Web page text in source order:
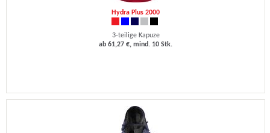
Hydra Plus 2000
3-teilige Kapuze
ab 61,27 €, mind. 10 Stk.